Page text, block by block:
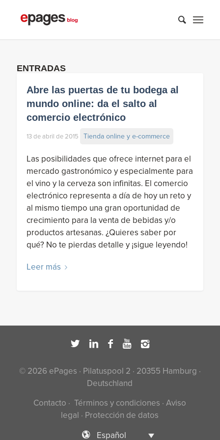
ENTRADAS
Abre las puertas de tu bodega al
mundo online: da el salto al
comercio electrónico
13 de abril de 2015 Tienda online y e-commerce
Las posibilidades que ofrece internet para el
mercado gastronómico y especialmente para
el vino y la cerveza son infinitas. El comercio
electrónico representa a día de hoy un reto y
al mismo tiempo una gran oportunidad de
crecimiento para la venta de bebidas y/o
productos artesanas. ¿Quieres saber por
qué? No te pierdas detalle y ¡sigue leyendo!
Leer más
© 2026 ePages · Pilatuspool 2 · 20355 Hamburg ·
Deutschland
Contacto · Términos y condiciones ·Aviso
legal · Protección de datos
Español